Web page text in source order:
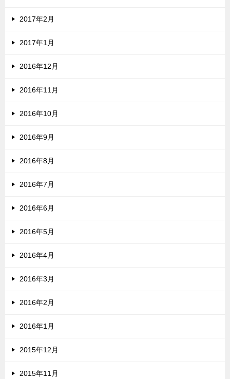
2017年2月
2017年1月
2016年12月
2016年11月
2016年10月
2016年9月
2016年8月
2016年7月
2016年6月
2016年5月
2016年4月
2016年3月
2016年2月
2016年1月
2015年12月
2015年11月